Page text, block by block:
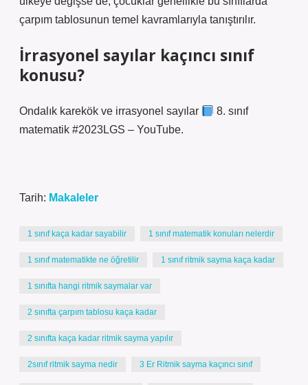
çarpım tablosunun temel kavramlarıyla tanıştırılır.
İrrasyonel sayılar kaçıncı sınıf
konusu?
Ondalık karekök ve irrasyonel sayılar
8. sınıf
matematik #2023LGS – YouTube.
Tarih: Makaleler
1 sınıf kaça kadar sayabilir 1 sınıf matematik konuları nelerdir
1 sınıf matematikte ne öğretilir 1 sınıf ritmik sayma kaça kadar
1 sınıfta hangi ritmik saymalar var
2 sınıfta çarpım tablosu kaça kadar
2 sınıfta kaça kadar ritmik sayma yapılır
2sınıf ritmik sayma nedir 3 Er Ritmik sayma kaçıncı sınıf